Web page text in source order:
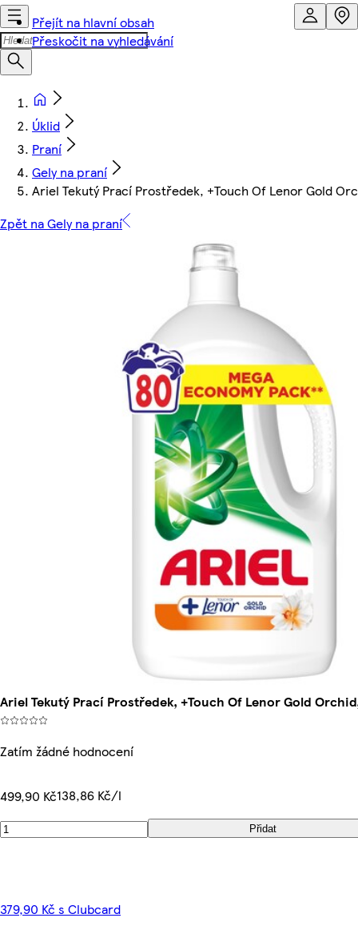
Přejít na hlavní obsah
Přeskočit na vyhledávání
Úklid
Praní
Gely na praní
Ariel Tekutý Prací Prostředek, +Touch Of Lenor Gold
Zpět na Gely na praní
Ariel Tekutý Prací Prostředek, +Touch Of Lenor Gold
Zatím žádné hodnocení
499,90 Kč138,86 Kč/l
Přidat
379,90 Kč s Clubcard